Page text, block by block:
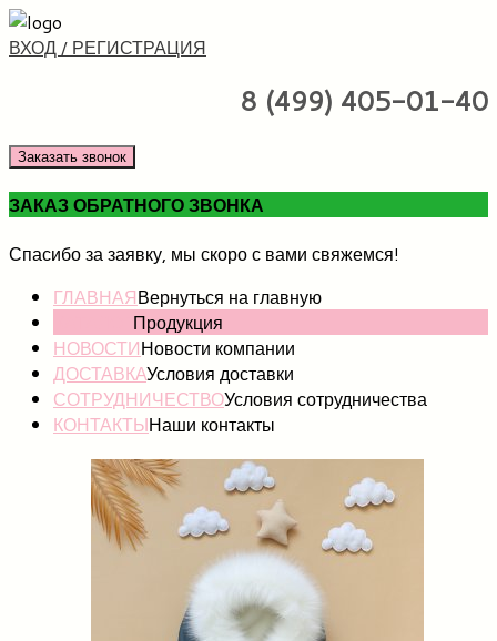
ВХОД / РЕГИСТРАЦИЯ
8 (499) 405-01-40
Заказать звонок
ЗАКАЗ ОБРАТНОГО ЗВОНКА
Спасибо за заявку, мы скоро с вами свяжемся!
ГЛАВНАЯВернуться на главную
Продукция
НОВОСТИНовости компании
ДОСТАВКАУсловия доставки
СОТРУДНИЧЕСТВОУсловия сотрудничества
КОНТАКТЫНаши контакты